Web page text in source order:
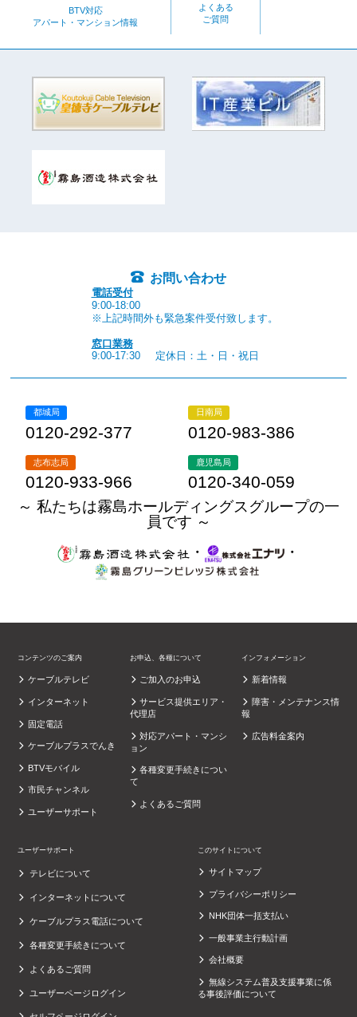
BTV対応
アパート・マンション情報
よくある
ご質問
お問い合わせ
電話受付
9:00-18:00
※上記時間外も緊急案件受付致します。
窓口業務
9:00-17:30
定休日：土・日・祝日
都城局
0120-292-377
日南局
0120-983-386
志布志局
0120-933-966
鹿児島局
0120-340-059
～ 私たちは霧島ホールディングスグループの一
員です ～
・
・
コンテンツのご案内
ケーブルテレビ
インターネット
固定電話
ケーブルプラスでんき
BTVモバイル
市民チャンネル
ユーザーサポート
お申込、各種について
ご加入のお申込
サービス提供エリア・
代理店
対応アパート・マンシ
ョン
各種変更手続きについ
て
よくあるご質問
インフォメーション
新着情報
障害・メンテナンス情
報
広告料金案内
ユーザーサポート
テレビについて
インターネットについて
ケーブルプラス電話について
各種変更手続きについて
よくあるご質問
ユーザーページログイン
このサイトについて
サイトマップ
プライバシーポリシー
NHK団体一括支払い
一般事業主行動計画
会社概要
無線システム普及支援事業に係
る事後評価について